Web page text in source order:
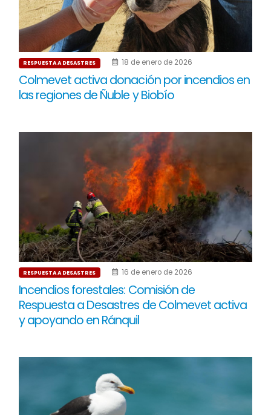
RESPUESTA A DESASTRES 18 de enero de 2026
Colmevet activa donación por incendios en
las regiones de Ñuble y Biobío
RESPUESTA A DESASTRES 16 de enero de 2026
Incendios forestales: Comisión de
Respuesta a Desastres de Colmevet activa
y apoyando en Ránquil